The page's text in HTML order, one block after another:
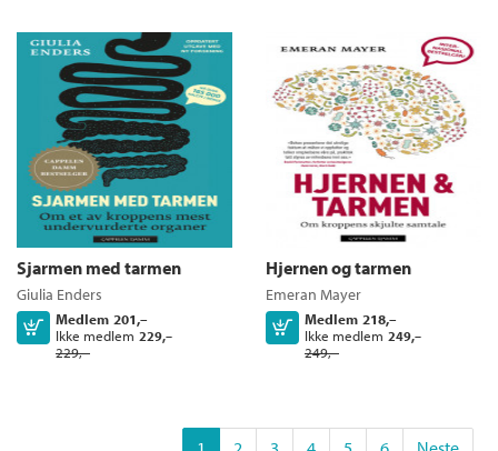
Sjarmen med tarmen
Giulia Enders
Medlem 201,–
Ikke medlem 229,–
229,–
Kjøp
Hjernen og tarmen
Emeran Mayer
Medlem 218,–
Ikke medlem 249,–
249,–
Kjøp